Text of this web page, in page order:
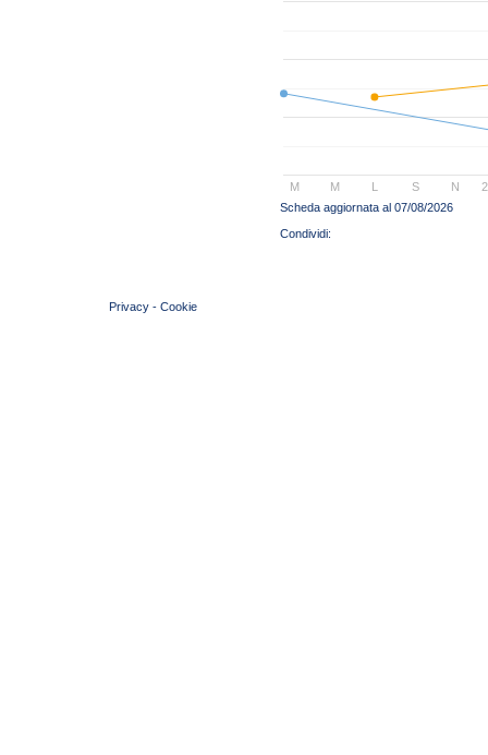
M M L S N
Scheda aggiornata al 07/08/2026
Privacy - Cookie